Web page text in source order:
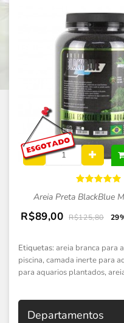
Areia Preta BlackBlue
R$89,00 R$125,80
Etiquetas: areia branca para
piscina, camada inerte para
para aquarios plantados,
Departamentos